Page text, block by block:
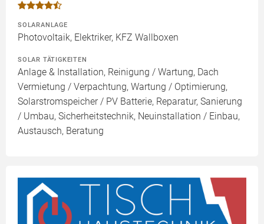
SOLARANLAGE
Photovoltaik, Elektriker, KFZ Wallboxen
SOLAR TÄTIGKEITEN
Anlage & Installation, Reinigung / Wartung, Dach
Vermietung / Verpachtung, Wartung / Optimierung,
Solarstromspeicher / PV Batterie, Reparatur, Sanierung
/ Umbau, Sicherheitstechnik, Neuinstallation / Einbau,
Austausch, Beratung